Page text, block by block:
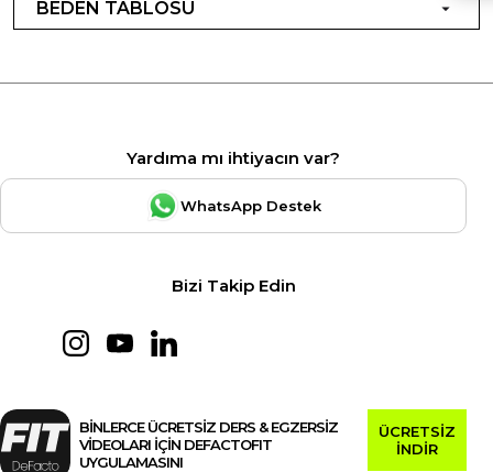
BEDEN TABLOSU
Yardıma mı ihtiyacın var?
WhatsApp Destek
Bizi Takip Edin
BİNLERCE ÜCRETSİZ DERS & EGZERSİZ
VİDEOLARI İÇİN DEFACTOFIT
UYGULAMASINI
ÜCRETSİZ
İNDİR